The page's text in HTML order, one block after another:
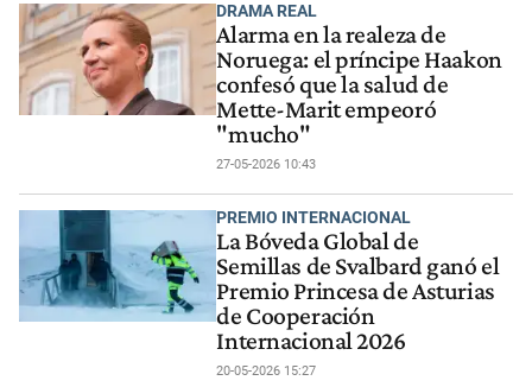
DRAMA REAL
Alarma en la realeza de
Noruega: el príncipe Haakon
confesó que la salud de
Mette-Marit empeoró
"mucho"
27-05-2026 10:43
PREMIO INTERNACIONAL
La Bóveda Global de
Semillas de Svalbard ganó el
Premio Princesa de Asturias
de Cooperación
Internacional 2026
20-05-2026 15:27